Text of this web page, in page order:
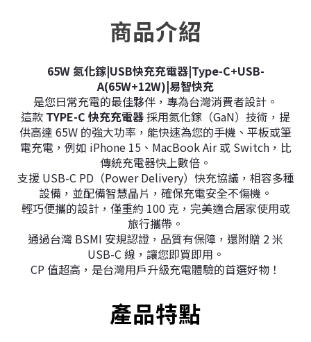
商品介紹
65W 氮化鎵|USB快充充電器|Type-C+USB-
A(65W+12W)|易智快充
是您日常充電的最佳夥伴，專為台灣消費者設計。
這款 TYPE-C 快充充電器採用氮化鎵（GaN）技術，提
供高達 65W 的強大功率，能快速為您的手機、平板或筆
電充電，例如 iPhone 15、MacBook Air 或 Switch，比
傳統充電器快上數倍。
支援 USB-C PD（Power Delivery）快充協議，相容多種
設備，並配備智慧晶片，確保充電安全不傷機。
輕巧便攜的設計，僅重約 100 克，完美適合居家使用或
旅行攜帶。
通過台灣 BSMI 安規認證，品質有保障，還附贈 2 米
USB-C 線，讓您即買即用。
CP 值超高，是台灣用戶升級充電體驗的首選好物！
產品特點